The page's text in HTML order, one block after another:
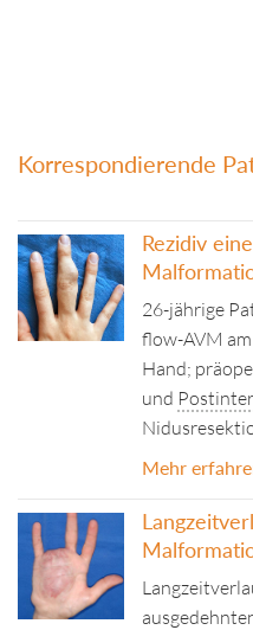
Korrespondierende
Rezidiv
26-jährige
flow-AVM
Hand;
und
Mehr